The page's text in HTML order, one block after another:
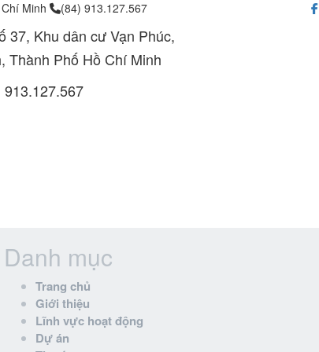
Minh (84) 913.127.567
37, Khu dân cư Vạn Phúc,
Thành Phố Hồ Chí Minh
Danh mục
Trang chủ
Giới thiệu
Lĩnh vực hoạt động
Dự án